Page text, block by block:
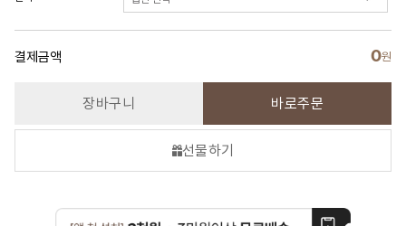
결제금액 0원
장바구니 바로주문
선물하기